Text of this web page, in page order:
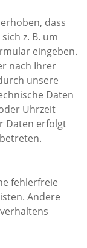
dass
z. B. um
eingeben.
nach Ihrer
unsere
Daten
Uhrzeit
Daten erfolgt
fehlerfreie
Andere